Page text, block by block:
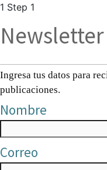
1 Step 1
Newsletter
Ingresa tus datos para
publicaciones.
Nombre
Correo